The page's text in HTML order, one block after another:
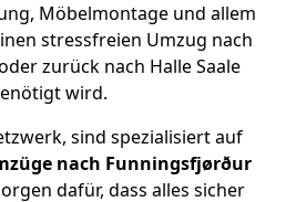
Möbelmontage und allem
stressfreien Umzug nach
zurück nach Halle Saale
wird.
sind spezialisiert auf
nach Funningsfjørður
dafür, dass alles sicher